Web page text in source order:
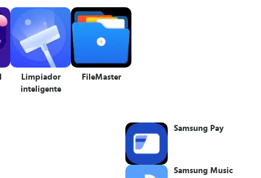
Limpiador
inteligente
FileMaster
Samsung Pay
Samsung Music